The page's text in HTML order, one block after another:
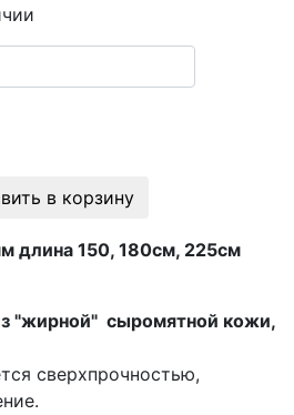
в корзину
длина 150, 180см, 225см
"жирной" сыромятной кожи,
сверхпрочностью,